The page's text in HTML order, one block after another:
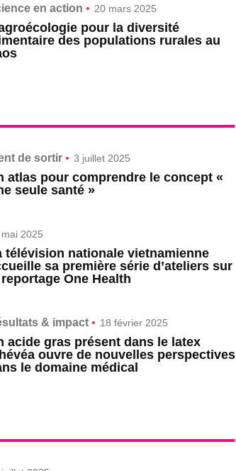
en action • 20 mars 2025
pour la diversité
des populations rurales au
de sortir • 3 juillet 2025
atlas pour comprendre le concept «
seule santé »
2025
télévision nationale vietnamienne
sa première série d’ateliers sur
reportage One Health
& impact • 18 février 2025
acide gras présent dans le latex
ouvre de nouvelles perspectives
le domaine médical